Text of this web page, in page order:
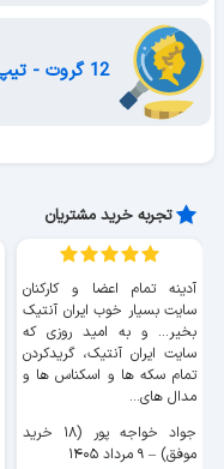
12 گروت - تیپ دو
تجربه خرید مشتریان
آدینه تمام اعضا و کارکنان
سایت بسیار خوب ايران آنتیک
بخیر... و به امید روزی که
سایت ايران آنتیک، گریدکردن
تمام سکه ها و اسکناس ها و
مدال های...
جواد خواجه پور (۱۸ خرید
موفق) – ۹ مرداد ۱۴۰۵